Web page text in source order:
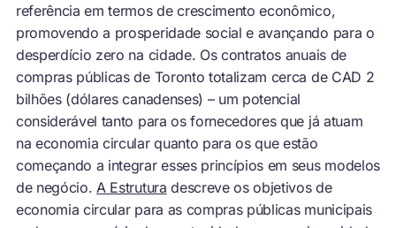
referência em termos de crescimento econômico,
promovendo a prosperidade social e avançando para o
desperdício zero na cidade. Os contratos anuais de
compras públicas de Toronto totalizam cerca de CAD 2
bilhões (dólares canadenses) – um potencial
considerável tanto para os fornecedores que já atuam
na economia circular quanto para os que estão
começando a integrar esses princípios em seus modelos
de negócio. A Estrutura descreve os objetivos de
economia circular para as compras públicas municipais